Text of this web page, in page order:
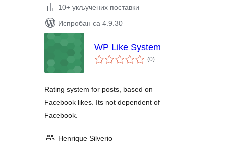
10+ укључених поставки
Испробан са 4.9.30
WP Like System
(0укупних
оцена
)
Rating system for posts, based on
Facebook likes. Its not dependent of
Facebook.
Henrique Silverio